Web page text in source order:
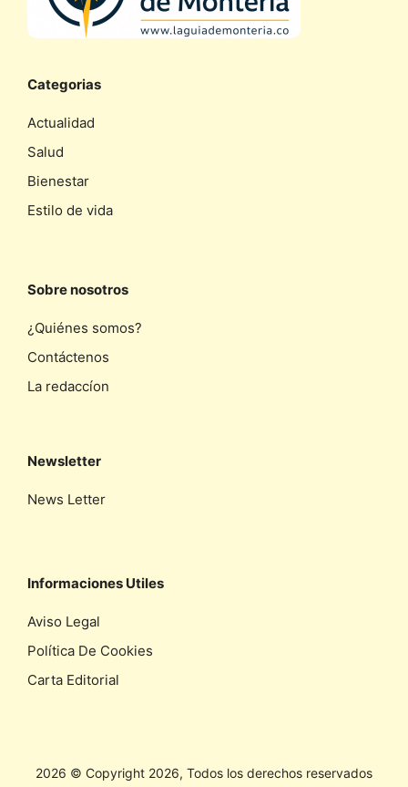
Categorias
Actualidad
Salud
Bienestar
Estilo de vida
Sobre nosotros
¿Quiénes somos?
Contáctenos
La redaccíon
Newsletter
News Letter
Informaciones Utiles
Aviso Legal
Política De Cookies
Carta Editorial
2026 © Copyright 2026, Todos los derechos reservados